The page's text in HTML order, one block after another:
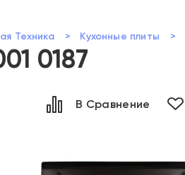
Техника > Кухонные плиты >
0187
В Сравнение